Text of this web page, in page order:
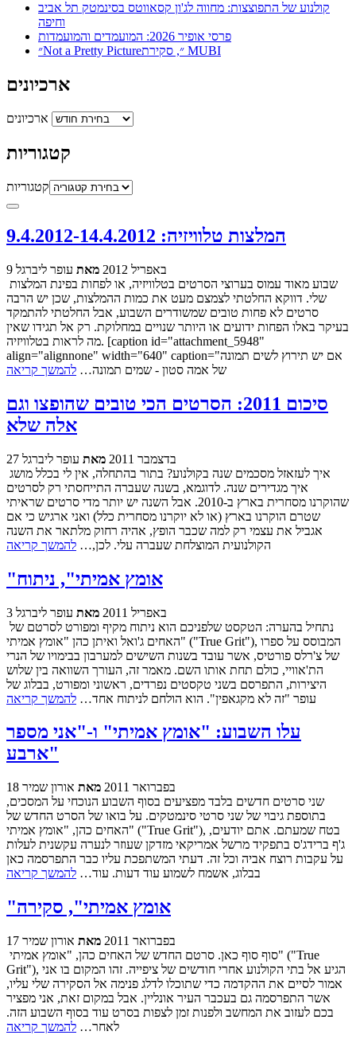
קולנוע של התפוצצות: מחווה לג'ון קסאווטס בסינמטק תל אביב
וחיפה
פרסי אופיר 2026: המועמדים והמועמדות
״Not a Pretty Picture״, סקירת MUBI
ארכיונים
ארכיונים
קטגוריות
קטגוריות
המלצות טלוויזיה: 9.4.2012-14.4.2012
9 באפריל 2012 מאת עופר ליברגל
שלי. דווקא החלטתי לצמצם מעט את כמות ההמלצות, שכן יש הרבה
סרטים לא פחות טובים שמשודרים השבוע, אבל החלטתי להתמקד
בעיקר באלו הפחות ידועים או היותר שנויים במחלוקת. רק אל תגידו שאין
מה לראות בטלוויזיה. [caption id="attachment_5948"
align="alignnone" width="640" caption="אם יש תירוץ לשים תמונה
של אמה סטון - שמים תמונה… להמשך קריאה
סיכום 2011: הסרטים הכי טובים שהופצו וגם
אלה שלא
27 בדצמבר 2011 מאת עופר ליברגל
איך מגדירים שנה. לדוגמא, בשנה שעברה התייחסתי רק לסרטים
שהוקרנו מסחרית בארץ ב-2010. אבל השנה יש יותר מדי סרטים שראיתי
שטרם הוקרנו בארץ (או לא יוקרנו מסחרית כלל) ואני ארגיש כי אם
אגביל את עצמי רק למה שכבר הופץ, אהיה רחוק מלתאר את השנה
הקולנועית המוצלחת שעברה עלי. לכן,… להמשך קריאה
"אומץ אמיתי", ניתוח
3 באפריל 2011 מאת עופר ליברגל
האחים ג'ואל ואיתן כהן "אומץ אמיתי" ("True Grit"), המבוסס על ספרו
של צ'רלס פורטיס, אשר עובד בשנות השישים למערבון בבימויו של הנרי
הת'אוויי, כולם תחת אותו השם. מאמר זה, העורך השוואה בין שלוש
היצירות, התפרסם בשני טקסטים נפרדים, ראשוני ומפורט, בבלוג של
עופר "זה לא מקגאפין". הוא הולחם לניתוח אחד… להמשך קריאה
עלו השבוע: "אומץ אמיתי" ו-"אני מספר
ארבע"
18 בפברואר 2011 מאת אורון שמיר
שני סרטים חדשים בלבד מפציעים בסוף השבוע הנוכחי על המסכים,
בתוספת גיבוי של שני סרטי סינמטקים. על בואו של הסרט החדש של
האחים כהן, "אומץ אמיתי" ("True Grit"), בטח שמעתם. אתם יודעים,
ג'ף ברידג'ס בתפקיד מרשל אמריקאי מזדקן שעוזר לנערה עקשנית לעלות
על עקבות רוצח אביה וכל זה. דעתי המשתפכת עליו כבר התפרסמה כאן
בבלוג, אשמח לשמוע עוד דעות. עוד… להמשך קריאה
"אומץ אמיתי", סקירה
17 בפברואר 2011 מאת אורון שמיר
Grit"), הגיע אל בתי הקולנוע אחרי חודשים של ציפייה. זהו המקום בו אני
אמור לסיים את ההקדמה כדי שתוכלו לדלג פנימה אל הסקירה שלי עליו,
אשר התפרסמה גם בעכבר העיר אונליין. אבל במקום זאת, אני מפציר
בכם לעזוב את המחשב ולפנות זמן לצפות בסרט עוד בסוף השבוע הזה.
לאחר… להמשך קריאה